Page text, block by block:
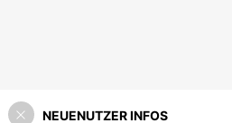
NEUENUTZER INFOS